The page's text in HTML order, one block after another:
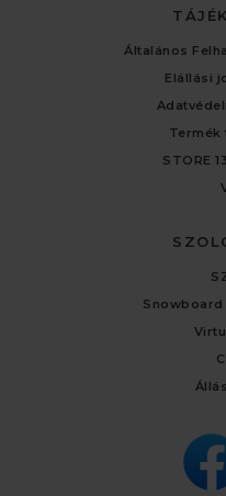
Általános
Elállási
STORE